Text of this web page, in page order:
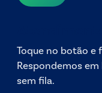
Toque no botão e
Respondemos
sem fila.